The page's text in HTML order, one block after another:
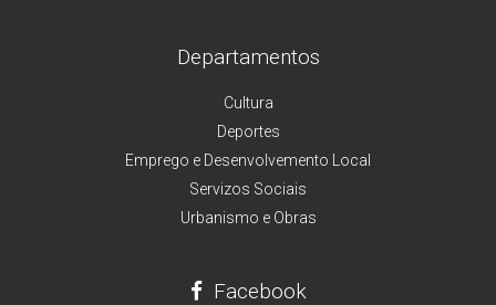
Departamentos
Cultura
Deportes
Emprego e Desenvolvemento Local
Servizos Sociais
Urbanismo e Obras
Facebook